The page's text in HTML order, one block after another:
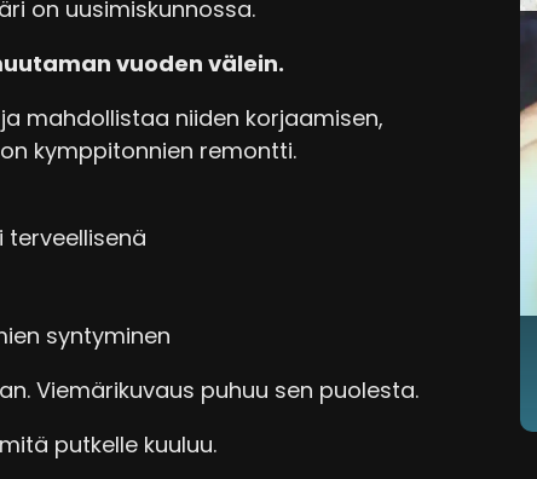
on uusimiskunnossa.
vuoden välein.
mahdollistaa niiden korjaamisen,
kymppitonnien remontti.
terveellisenä
syntyminen
Viemärikuvaus puhuu sen puolesta.
putkelle kuuluu.